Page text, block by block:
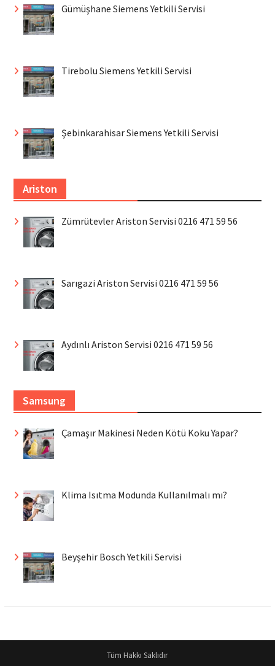
Gümüşhane Siemens Yetkili Servisi
Tirebolu Siemens Yetkili Servisi
Şebinkarahisar Siemens Yetkili Servisi
Ariston
Zümrütevler Ariston Servisi 0216 471 59 56
Sarıgazi Ariston Servisi 0216 471 59 56
Aydınlı Ariston Servisi 0216 471 59 56
Samsung
Çamaşır Makinesi Neden Kötü Koku Yapar?
Klima Isıtma Modunda Kullanılmalı mı?
Beyşehir Bosch Yetkili Servisi
Tüm Hakkı Saklıdır